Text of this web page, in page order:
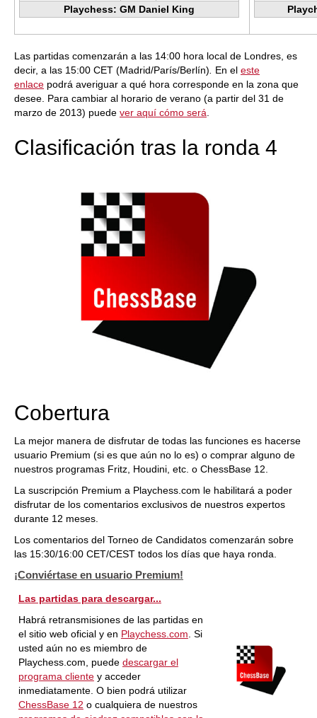
Playchess: GM Daniel King
Las partidas comenzarán a las 14:00 hora local de Londres, es
decir, a las 15:00 CET (Madrid/París/Berlín)
En el este
enlace podrá averiguar a qué hora corresponde en la zona que
desee. Para cambiar al horario de verano (a partir del 31 de
marzo de 2013) puede ver aquí cómo será
Clasificación tras la ronda 4
Cobertura
La mejor manera de disfrutar de todas las funciones es hacerse
usuario Premium (si es que aún no lo es) o comprar alguno de
nuestros programas Fritz, Houdini, etc. o ChessBase 12.
La suscripción Premium a Playchess.com le habilitará a poder
disfrutar de los comentarios exclusivos de nuestros expertos
durante 12 meses.
Los comentarios del Torneo de Candidatos comenzarán sobre
las 15:30/16:00 CET/CEST todos los días que haya ronda.
¡Conviértase en usuario Premium!
Las partidas para descargar...
Habrá retransmisiones de las partidas en
el sitio web oficial y en Playchess.com . Si
usted aún no es miembro de
Playchess.com, puede descargar el
programa clientey acceder
inmediatamente. O bien podrá utilizar
ChessBase 12 o cualquiera de nuestros